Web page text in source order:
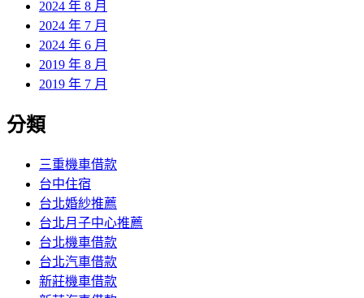
2024 年 8 月
2024 年 7 月
2024 年 6 月
2019 年 8 月
2019 年 7 月
分類
三重機車借款
台中住宿
台北婚紗推薦
台北月子中心推薦
台北機車借款
台北汽車借款
新莊機車借款